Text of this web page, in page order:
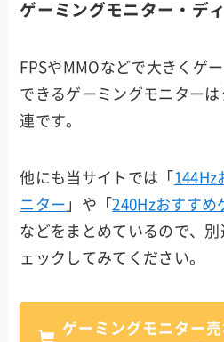
ゲーミングモニター・デ
FPSやMMOなどで大きくゲ
できるゲーミングモニター
連です。
他にも当サイトでは「 144Hz
ニター 」や「 240Hzおすすめ
などをまとめているので、
ェックしてみてください。
ゲーミングモニター